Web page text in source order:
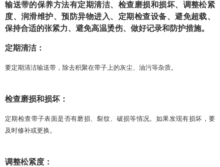
输送带的保养方法有定期清洁、检查磨损和损坏、调整松紧
度、润滑维护、预防异物进入、定期检查设备、避免超载、
保持合适的张紧力、避免高温烫伤、做好记录和防护措施。
定期清洁：
要定期清洁输送带，除去积聚在带子上的灰尘、油污等杂质。
检查磨损和损坏：
定期检查带子表面是否有磨损、裂纹、破损等情况。如果发现有损坏，要
及时修补或更换。
调整松紧度：